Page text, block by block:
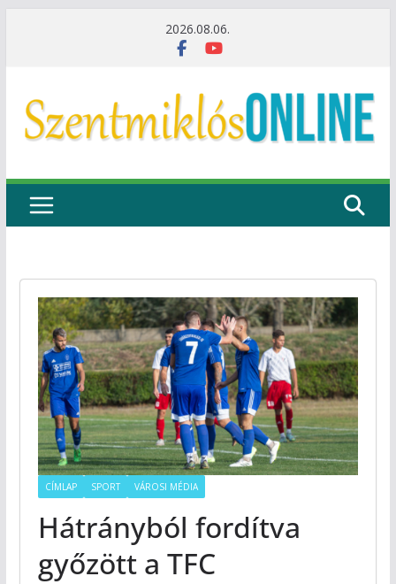
2026.08.06.
CÍMLAP SPORT VÁROSI MÉDIA
Hátrányból fordítva
győzött a TFC